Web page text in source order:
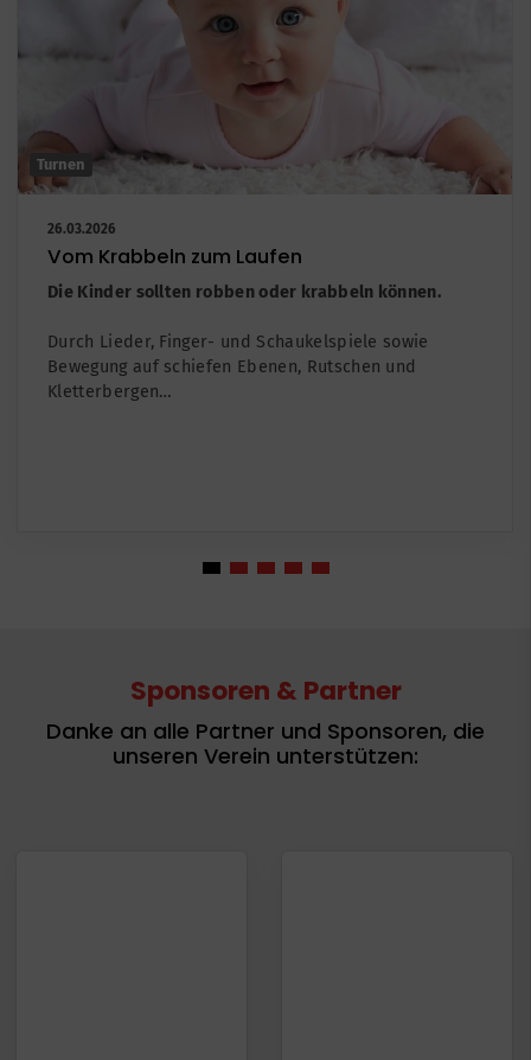
Turnen
26.03.2026
Vom Krabbeln zum Laufen
Die Kinder sollten robben oder krabbeln können.
Durch Lieder, Finger- und Schaukelspiele sowie
Bewegung auf schiefen Ebenen, Rutschen und
Kletterbergen…
Sponsoren & Partner
Danke an alle Partner und Sponsoren, die
unseren Verein unterstützen: